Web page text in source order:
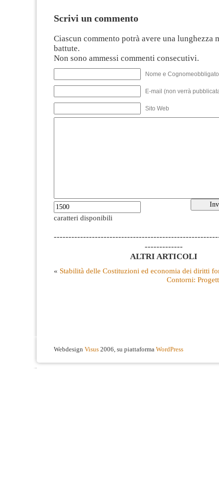
Scrivi un commento
Ciascun commento potrà avere una lunghezza
battute.
Non sono ammessi commenti consecutivi.
Nome e
E-mail (non verrà
Sito Web
caratteri disponibili
-------------
ALTRI ARTICOLI
« Stabilità delle Costituzioni ed economia dei diritti
Contorni:
Webdesign Visus 2006, su piattaforma WordPress